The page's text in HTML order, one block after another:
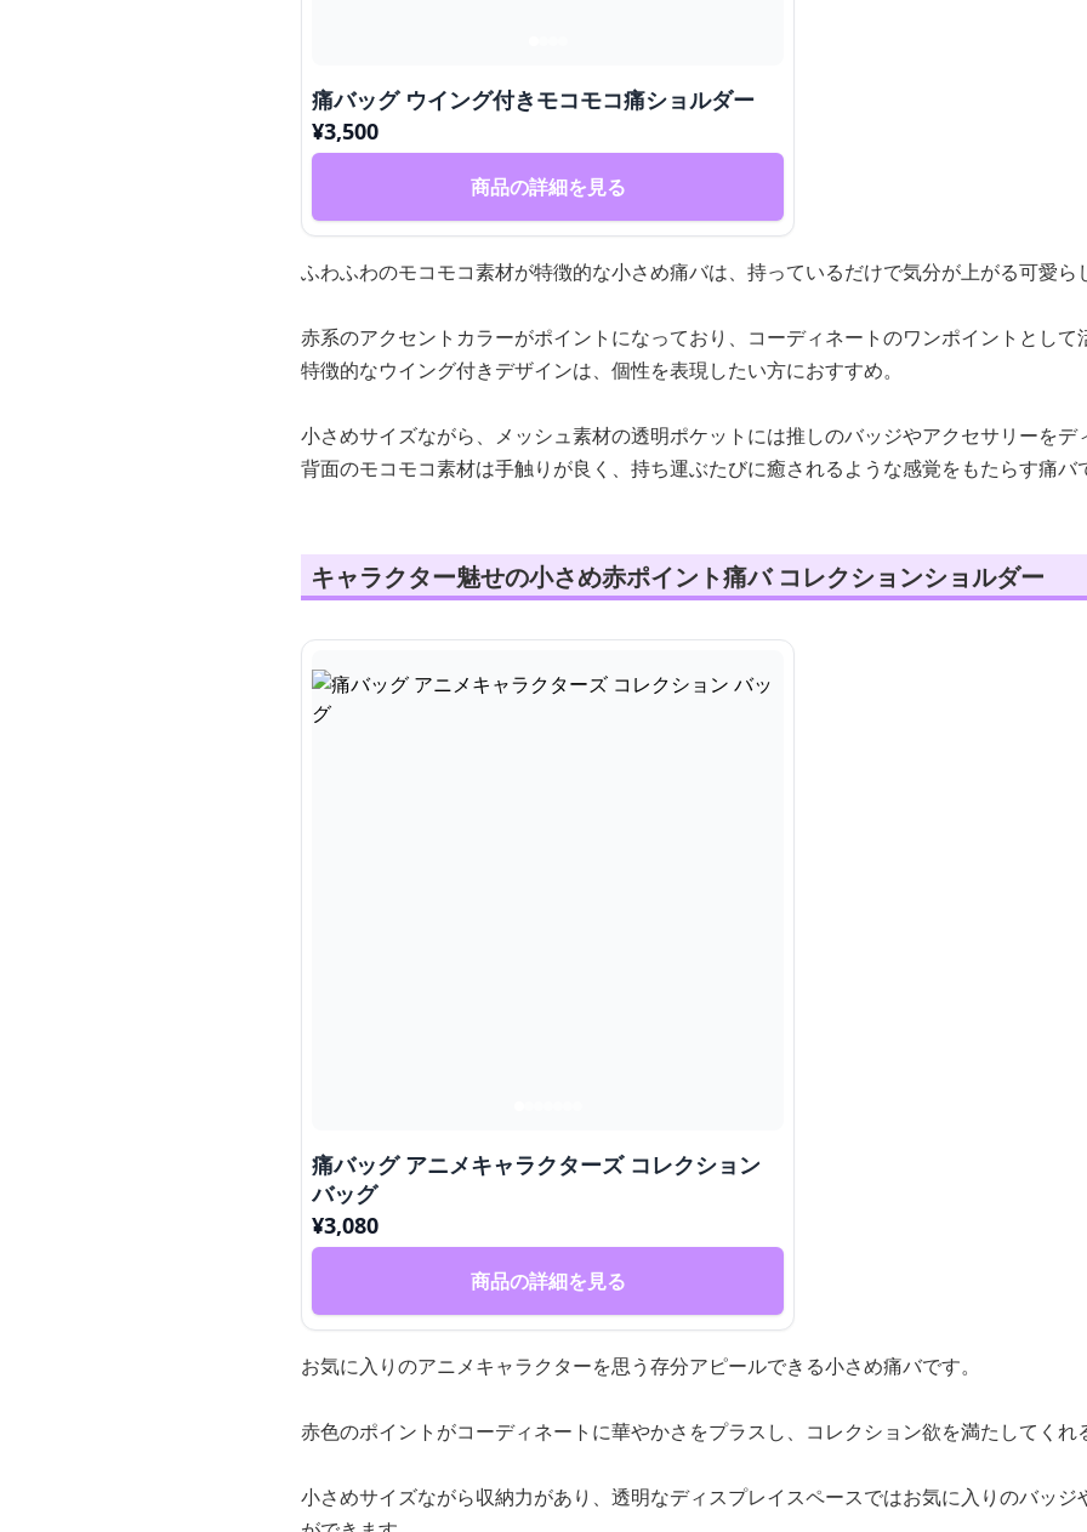
痛バッグ ウイング付きモコモコ痛ショルダー
¥3,500
商品の詳細を見る
ふわふわのモコモコ素材が特徴的な小さめ痛バは、持っているだけで気分が上がる可愛ら
赤系のアクセントカラーがポイントになっており、コーディネートのワンポイントとして
特徴的なウイング付きデザインは、個性を表現したい方におすすめ。
小さめサイズながら、メッシュ素材の透明ポケットには推しのバッジやアクセサリーをデ
背面のモコモコ素材は手触りが良く、持ち運ぶたびに癒されるような感覚をもたらす痛バ
キャラクター魅せの小さめ赤ポイント痛バ コレクションショルダー
痛バッグ アニメキャラクターズ コレクション
バッグ
¥3,080
商品の詳細を見る
お気に入りのアニメキャラクターを思う存分アピールできる小さめ痛バです。
赤色のポイントがコーディネートに華やかさをプラスし、コレクション欲を満たしてく
小さめサイズながら収納力があり、透明なディスプレイスペースではお気に入りのバッ